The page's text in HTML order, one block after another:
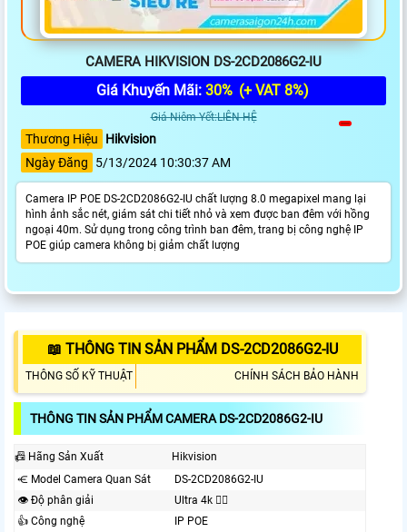
CAMERA HIKVISION DS-2CD2086G2-IU
Giá Khuyến Mãi: 30% (+ VAT 8%)
Giá Niêm Yết:LIÊN HỆ
Thương Hiệu
Hikvision
Ngày Đăng
5/13/2024 10:30:37 AM
Camera IP POE DS-2CD2086G2-IU chất lượng 8.0 megapixel mang lại
hình ảnh sắc nét, giám sát chi tiết nhỏ và xem được ban đêm với hồng
ngoại 40m. Sử dụng trong công trình ban đêm, trang bị công nghệ IP
POE giúp camera không bị giảm chất lượng
📖 THÔNG TIN SẢN PHẨM DS-2CD2086G2-IU
THÔNG SỐ KỸ THUẬT CHÍNH SÁCH BẢO HÀNH
THÔNG TIN SẢN PHẨM CAMERA DS-2CD2086G2-IU
📠 Hãng Sản Xuất
Hikvision
⥺ Model Camera Quan Sát
DS-2CD2086G2-IU
👁 Độ phân giải
Ultra 4k 👍🏾
👍 Công nghệ
IP POE